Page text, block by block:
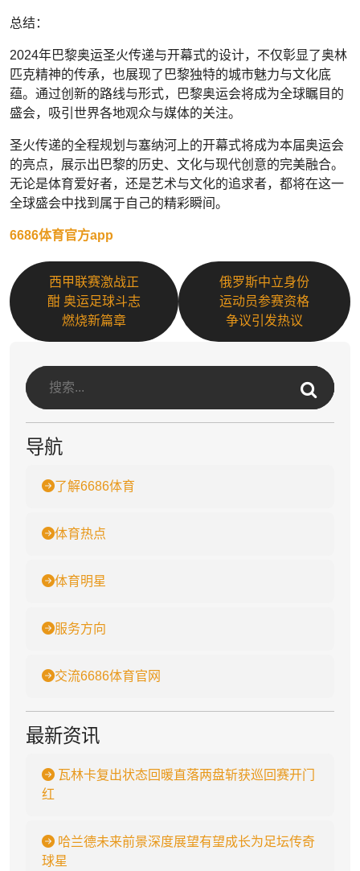
总结：
2024年巴黎奥运圣火传递与开幕式的设计，不仅彰显了奥林
匹克精神的传承，也展现了巴黎独特的城市魅力与文化底
蕴。通过创新的路线与形式，巴黎奥运会将成为全球瞩目的
盛会，吸引世界各地观众与媒体的关注。
圣火传递的全程规划与塞纳河上的开幕式将成为本届奥运会
的亮点，展示出巴黎的历史、文化与现代创意的完美融合。
无论是体育爱好者，还是艺术与文化的追求者，都将在这一
全球盛会中找到属于自己的精彩瞬间。
6686体育官方app
西甲联赛激战正
酣 奥运足球斗志
燃烧新篇章
俄罗斯中立身份
运动员参赛资格
争议引发热议
导航
了解6686体育
体育热点
体育明星
服务方向
交流6686体育官网
最新资讯
瓦林卡复出状态回暖直落两盘斩获巡回赛开门
红
哈兰德未来前景深度展望有望成长为足坛传奇
球星